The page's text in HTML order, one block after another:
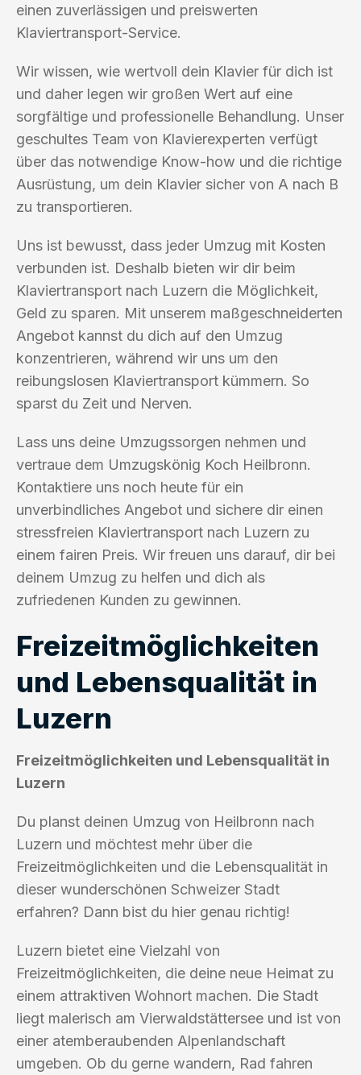
einen zuverlässigen und preiswerten
Klaviertransport-Service.
Wir wissen, wie wertvoll dein Klavier für dich ist
und daher legen wir großen Wert auf eine
sorgfältige und professionelle Behandlung. Unser
geschultes Team von Klavierexperten verfügt
über das notwendige Know-how und die richtige
Ausrüstung, um dein Klavier sicher von A nach B
zu transportieren.
Uns ist bewusst, dass jeder Umzug mit Kosten
verbunden ist. Deshalb bieten wir dir beim
Klaviertransport nach Luzern die Möglichkeit,
Geld zu sparen. Mit unserem maßgeschneiderten
Angebot kannst du dich auf den Umzug
konzentrieren, während wir uns um den
reibungslosen Klaviertransport kümmern. So
sparst du Zeit und Nerven.
Lass uns deine Umzugssorgen nehmen und
vertraue dem Umzugskönig Koch Heilbronn.
Kontaktiere uns noch heute für ein
unverbindliches Angebot und sichere dir einen
stressfreien Klaviertransport nach Luzern zu
einem fairen Preis. Wir freuen uns darauf, dir bei
deinem Umzug zu helfen und dich als
zufriedenen Kunden zu gewinnen.
Freizeitmöglichkeiten
und Lebensqualität in
Luzern
Freizeitmöglichkeiten und Lebensqualität in
Luzern
Du planst deinen Umzug von Heilbronn nach
Luzern und möchtest mehr über die
Freizeitmöglichkeiten und die Lebensqualität in
dieser wunderschönen Schweizer Stadt
erfahren? Dann bist du hier genau richtig!
Luzern bietet eine Vielzahl von
Freizeitmöglichkeiten, die deine neue Heimat zu
einem attraktiven Wohnort machen. Die Stadt
liegt malerisch am Vierwaldstättersee und ist von
einer atemberaubenden Alpenlandschaft
umgeben. Ob du gerne wandern, Rad fahren